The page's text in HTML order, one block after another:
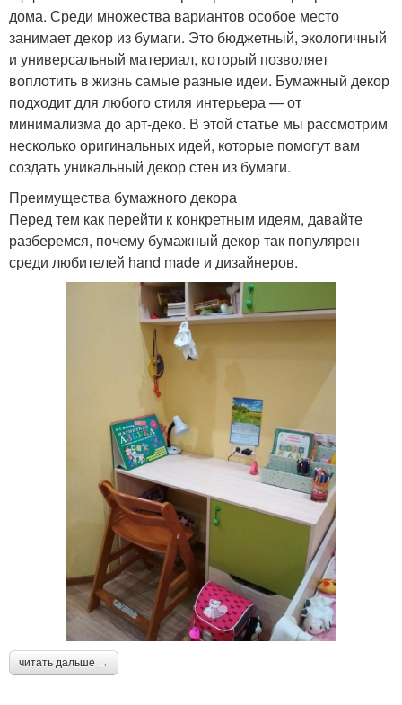
дома. Среди множества вариантов особое место
занимает декор из бумаги. Это бюджетный, экологичный
и универсальный материал, который позволяет
воплотить в жизнь самые разные идеи. Бумажный декор
подходит для любого стиля интерьера — от
минимализма до арт-деко. В этой статье мы рассмотрим
несколько оригинальных идей, которые помогут вам
создать уникальный декор стен из бумаги.
Преимущества бумажного декора
Перед тем как перейти к конкретным идеям, давайте
разберемся, почему бумажный декор так популярен
среди любителей hand made и дизайнеров.
читать дальше →